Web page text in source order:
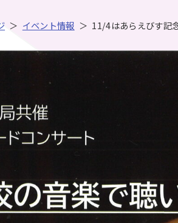
イベント情報 11/4はあらえびす記